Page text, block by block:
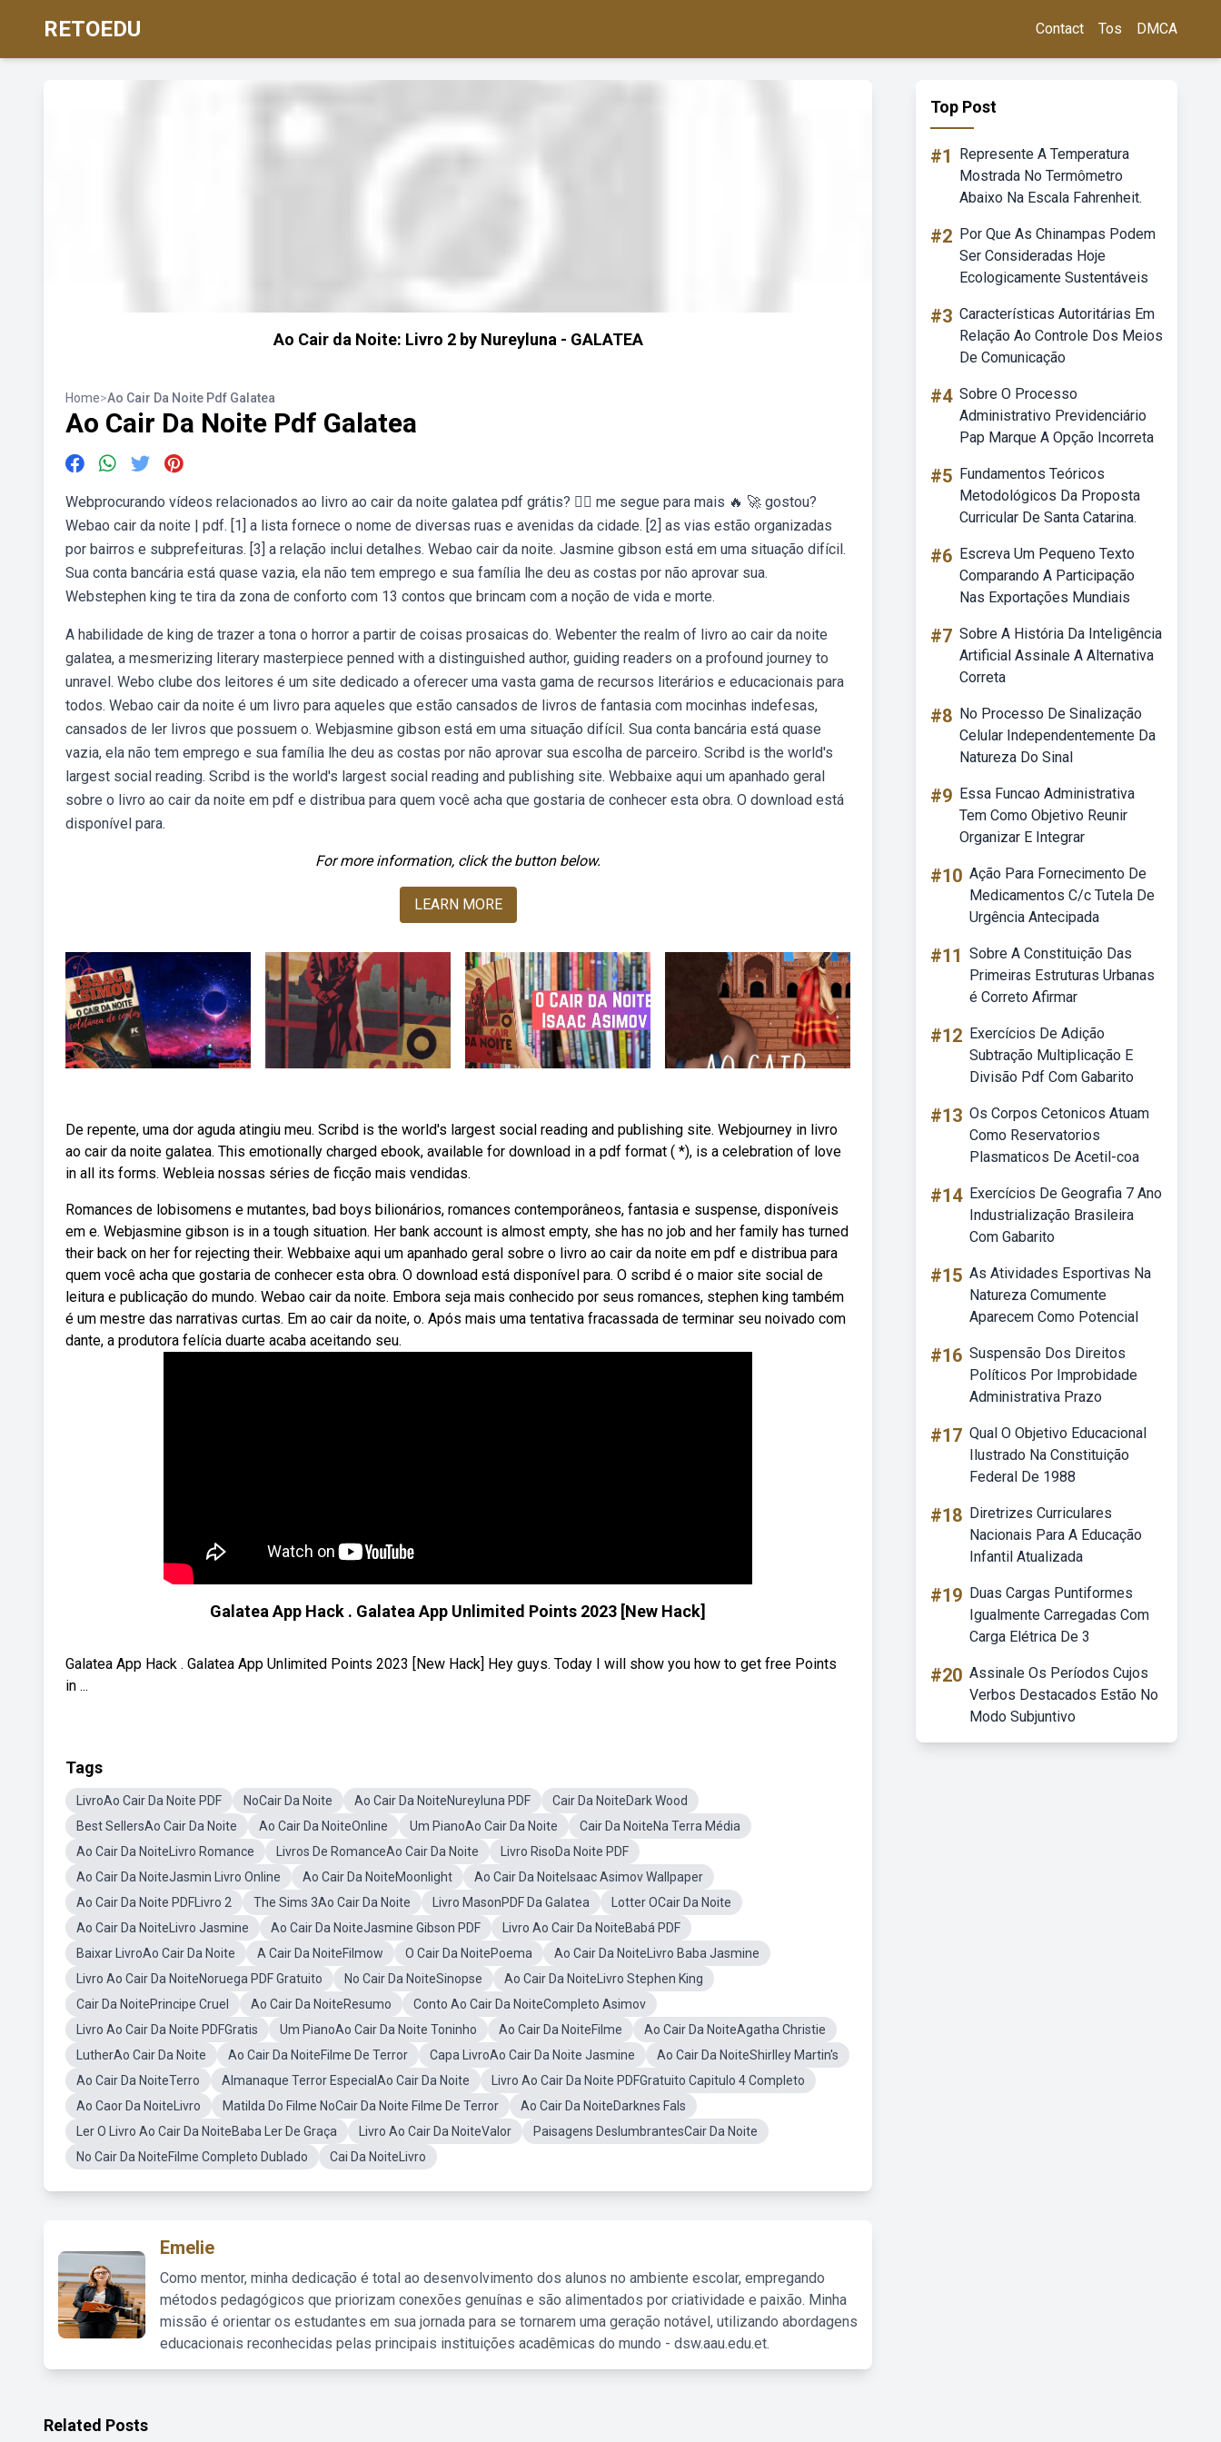
RETOEDU Contact Tos DMCA
Ao Cair da Noite: Livro 2 by Nureyluna - GALATEA
Home>Ao Cair Da Noite Pdf Galatea
Ao Cair Da Noite Pdf Galatea
Webprocurando vídeos relacionados ao livro ao cair da noite galatea pdf grátis? 👉🏻 me segue para mais 🔥 🚀 gostou?
Webao cair da noite | pdf. [1] a lista fornece o nome de diversas ruas e avenidas da cidade. [2] as vias estão organizadas
por bairros e subprefeituras. [3] a relação inclui detalhes. Webao cair da noite. Jasmine gibson está em uma situação difícil.
Sua conta bancária está quase vazia, ela não tem emprego e sua família lhe deu as costas por não aprovar sua.
Webstephen king te tira da zona de conforto com 13 contos que brincam com a noção de vida e morte.
A habilidade de king de trazer a tona o horror a partir de coisas prosaicas do. Webenter the realm of livro ao cair da noite
galatea, a mesmerizing literary masterpiece penned with a distinguished author, guiding readers on a profound journey to
unravel. Webo clube dos leitores é um site dedicado a oferecer uma vasta gama de recursos literários e educacionais para
todos. Webao cair da noite é um livro para aqueles que estão cansados de livros de fantasia com mocinhas indefesas,
cansados de ler livros que possuem o. Webjasmine gibson está em uma situação difícil. Sua conta bancária está quase
vazia, ela não tem emprego e sua família lhe deu as costas por não aprovar sua escolha de parceiro. Scribd is the world's
largest social reading. Scribd is the world's largest social reading and publishing site. Webbaixe aqui um apanhado geral
sobre o livro ao cair da noite em pdf e distribua para quem você acha que gostaria de conhecer esta obra. O download está
disponível para.
For more information, click the button below.
LEARN MORE
De repente, uma dor aguda atingiu meu. Scribd is the world's largest social reading and publishing site. Webjourney in livro
ao cair da noite galatea. This emotionally charged ebook, available for download in a pdf format ( *), is a celebration of love
in all its forms. Webleia nossas séries de ficção mais vendidas.
Romances de lobisomens e mutantes, bad boys bilionários, romances contemporâneos, fantasia e suspense, disponíveis
em e. Webjasmine gibson is in a tough situation. Her bank account is almost empty, she has no job and her family has turned
their back on her for rejecting their. Webbaixe aqui um apanhado geral sobre o livro ao cair da noite em pdf e distribua para
quem você acha que gostaria de conhecer esta obra. O download está disponível para. O scribd é o maior site social de
leitura e publicação do mundo. Webao cair da noite. Embora seja mais conhecido por seus romances, stephen king também
é um mestre das narrativas curtas. Em ao cair da noite, o. Após mais uma tentativa fracassada de terminar seu noivado com
dante, a produtora felícia duarte acaba aceitando seu.
Galatea App Hack . Galatea App Unlimited Points 2023 [New Hack]
Galatea App Hack . Galatea App Unlimited Points 2023 [New Hack] Hey guys. Today I will show you how to get free Points
in ...
Tags
LivroAo Cair Da Noite PDF NoCair Da Noite Ao Cair Da NoiteNureyluna PDF
Cair Da NoiteDark Wood
Best SellersAo Cair Da Noite
Ao Cair Da NoiteOnline Um PianoAo Cair Da Noite
Cair Da NoiteNa Terra Média
Ao Cair Da NoiteLivro Romance
Livros De RomanceAo Cair Da Noite
Livro RisoDa Noite PDF
Ao Cair Da NoiteJasmin Livro Online
Ao Cair Da NoiteMoonlight
Ao Cair Da NoiteIsaac Asimov Wallpaper
Ao Cair Da Noite PDFLivro 2
The Sims 3Ao Cair Da Noite Livro MasonPDF Da Galatea
Lotter OCair Da Noite
Ao Cair Da NoiteLivro Jasmine
Ao Cair Da NoiteJasmine Gibson PDF
Livro Ao Cair Da NoiteBabá PDF
Baixar LivroAo Cair Da Noite
A Cair Da NoiteFilmow O Cair Da NoitePoema
Ao Cair Da NoiteLivro Baba Jasmine
Livro Ao Cair Da NoiteNoruega PDF Gratuito
No Cair Da NoiteSinopse
Ao Cair Da NoiteLivro Stephen King
Cair Da NoitePrincipe Cruel
Ao Cair Da NoiteResumo
Conto Ao Cair Da NoiteCompleto Asimov
Livro Ao Cair Da Noite PDFGratis
Um PianoAo Cair Da Noite Toninho Ao Cair Da NoiteFilme
Ao Cair Da NoiteAgatha Christie
LutherAo Cair Da Noite
Ao Cair Da NoiteFilme De Terror Capa LivroAo Cair Da Noite Jasmine
Ao Cair Da NoiteShirlley Martin's
Ao Cair Da NoiteTerro
Almanaque Terror EspecialAo Cair Da Noite
Livro Ao Cair Da Noite PDFGratuito Capitulo 4 Completo
Ao Caor Da NoiteLivro
Matilda Do Filme NoCair Da Noite Filme De Terror
Ao Cair Da NoiteDarknes Fals
Ler O Livro Ao Cair Da NoiteBaba Ler De Graça
Livro Ao Cair Da NoiteValor
Paisagens DeslumbrantesCair Da Noite
No Cair Da NoiteFilme Completo Dublado
Cai Da NoiteLivro
Emelie
Como mentor, minha dedicação é total ao desenvolvimento dos alunos no ambiente escolar, empregando
métodos pedagógicos que priorizam conexões genuínas e são alimentados por criatividade e paixão. Minha
missão é orientar os estudantes em sua jornada para se tornarem uma geração notável, utilizando abordagens
educacionais reconhecidas pelas principais instituições acadêmicas do mundo - dsw.aau.edu.et.
Top Post
#1
Represente A Temperatura
Mostrada No Termômetro
Abaixo Na Escala Fahrenheit.
#2 Por Que As Chinampas Podem
Ser Consideradas Hoje
Ecologicamente Sustentáveis
#3 Características Autoritárias Em
Relação Ao Controle Dos Meios
De Comunicação
#4 Sobre O Processo
Administrativo Previdenciário
Pap Marque A Opção Incorreta
#5 Fundamentos Teóricos
Metodológicos Da Proposta
Curricular De Santa Catarina.
#6 Escreva Um Pequeno Texto
Comparando A Participação
Nas Exportações Mundiais
#7 Sobre A História Da Inteligência
Artificial Assinale A Alternativa
Correta
#8 No Processo De Sinalização
Celular Independentemente Da
Natureza Do Sinal
#9 Essa Funcao Administrativa
Tem Como Objetivo Reunir
Organizar E Integrar
#10 Ação Para Fornecimento De
Medicamentos C/c Tutela De
Urgência Antecipada
#11 Sobre A Constituição Das
Primeiras Estruturas Urbanas
é Correto Afirmar
#12 Exercícios De Adição
Subtração Multiplicação E
Divisão Pdf Com Gabarito
#13 Os Corpos Cetonicos Atuam
Como Reservatorios
Plasmaticos De Acetil-coa
#14 Exercícios De Geografia 7 Ano
Industrialização Brasileira
Com Gabarito
#15 As Atividades Esportivas Na
Natureza Comumente
Aparecem Como Potencial
#16 Suspensão Dos Direitos
Políticos Por Improbidade
Administrativa Prazo
#17 Qual O Objetivo Educacional
Ilustrado Na Constituição
Federal De 1988
#18 Diretrizes Curriculares
Nacionais Para A Educação
Infantil Atualizada
#19 Duas Cargas Puntiformes
Igualmente Carregadas Com
Carga Elétrica De 3
#20 Assinale Os Períodos Cujos
Verbos Destacados Estão No
Modo Subjuntivo
Related Posts